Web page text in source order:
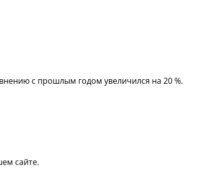
с прошлым годом увеличился на 20 %.
сайте.